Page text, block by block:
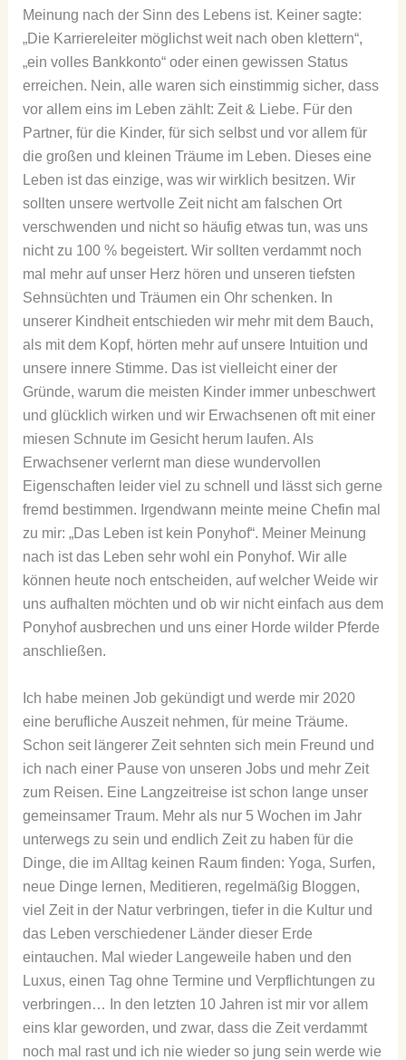
Meinung nach der Sinn des Lebens ist. Keiner sagte:
„Die Karriereleiter möglichst weit nach oben klettern“,
„ein volles Bankkonto“ oder einen gewissen Status
erreichen. Nein, alle waren sich einstimmig sicher, dass
vor allem eins im Leben zählt: Zeit & Liebe. Für den
Partner, für die Kinder, für sich selbst und vor allem für
die großen und kleinen Träume im Leben. Dieses eine
Leben ist das einzige, was wir wirklich besitzen. Wir
sollten unsere wertvolle Zeit nicht am falschen Ort
verschwenden und nicht so häufig etwas tun, was uns
nicht zu 100 % begeistert. Wir sollten verdammt noch
mal mehr auf unser Herz hören und unseren tiefsten
Sehnsüchten und Träumen ein Ohr schenken. In
unserer Kindheit entschieden wir mehr mit dem Bauch,
als mit dem Kopf, hörten mehr auf unsere Intuition und
unsere innere Stimme. Das ist vielleicht einer der
Gründe, warum die meisten Kinder immer unbeschwert
und glücklich wirken und wir Erwachsenen oft mit einer
miesen Schnute im Gesicht herum laufen. Als
Erwachsener verlernt man diese wundervollen
Eigenschaften leider viel zu schnell und lässt sich gerne
fremd bestimmen. Irgendwann meinte meine Chefin mal
zu mir: „Das Leben ist kein Ponyhof“. Meiner Meinung
nach ist das Leben sehr wohl ein Ponyhof. Wir alle
können heute noch entscheiden, auf welcher Weide wir
uns aufhalten möchten und ob wir nicht einfach aus dem
Ponyhof ausbrechen und uns einer Horde wilder Pferde
anschließen.
Ich habe meinen Job gekündigt und werde mir 2020
eine berufliche Auszeit nehmen, für meine Träume.
Schon seit längerer Zeit sehnten sich mein Freund und
ich nach einer Pause von unseren Jobs und mehr Zeit
zum Reisen. Eine Langzeitreise ist schon lange unser
gemeinsamer Traum. Mehr als nur 5 Wochen im Jahr
unterwegs zu sein und endlich Zeit zu haben für die
Dinge, die im Alltag keinen Raum finden: Yoga, Surfen,
neue Dinge lernen, Meditieren, regelmäßig Bloggen,
viel Zeit in der Natur verbringen, tiefer in die Kultur und
das Leben verschiedener Länder dieser Erde
eintauchen. Mal wieder Langeweile haben und den
Luxus, einen Tag ohne Termine und Verpflichtungen zu
verbringen… In den letzten 10 Jahren ist mir vor allem
eins klar geworden, und zwar, dass die Zeit verdammt
noch mal rast und ich nie wieder so jung sein werde wie